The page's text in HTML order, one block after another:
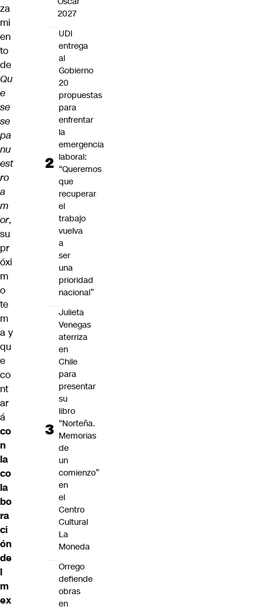
za
mi
en
to
de
Qu
e
se
se
pa
nu
est
ro
a
m
or,
su
pr
óxi
m
o
te
m
a y
qu
e
co
nt
ar
á
co
n
la
co
la
bo
ra
ci
ón
de
l
m
ex
2027
UDI
entrega
al
Gobierno
20
propuestas
para
enfrentar
la
emergencia
laboral:
“Queremos
que
recuperar
el
trabajo
vuelva
a
ser
una
prioridad
nacional”
Julieta
Venegas
aterriza
en
Chile
para
presentar
su
libro
“Norteña.
Memorias
de
un
comienzo”
en
el
Centro
Cultural
La
Moneda
Orrego
defiende
obras
en